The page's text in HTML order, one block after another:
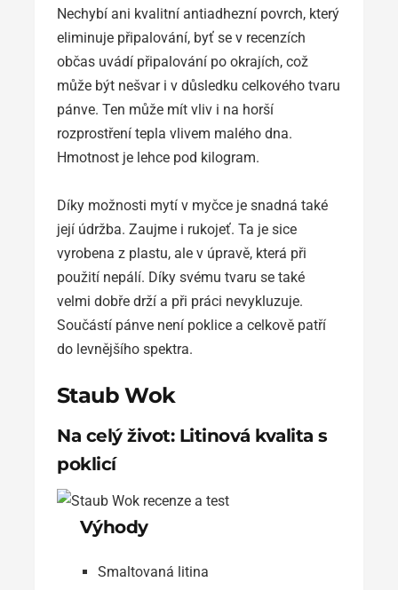
Nechybí ani kvalitní antiadhezní povrch, který
eliminuje připalování, byť se v recenzích
občas uvádí připalování po okrajích, což
může být nešvar i v důsledku celkového tvaru
pánve. Ten může mít vliv i na horší
rozprostření tepla vlivem malého dna.
Hmotnost je lehce pod kilogram.
Díky možnosti mytí v myčce je snadná také
její údržba. Zaujme i rukojeť. Ta je sice
vyrobena z plastu, ale v úpravě, která při
použití nepálí. Díky svému tvaru se také
velmi dobře drží a při práci nevykluzuje.
Součástí pánve není poklice a celkově patří
do levnějšího spektra.
Staub Wok
Na celý život: Litinová kvalita s
poklicí
Výhody
Smaltovaná litina